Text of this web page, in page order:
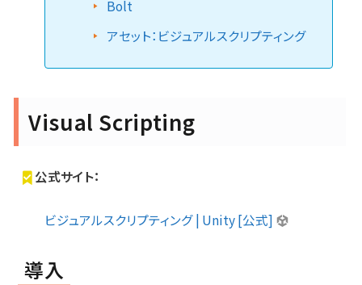
Bolt
アセット：ビジュアルスクリプティング
Visual Scripting
公式サイト：
ビジュアルスクリプティング | Unity [公式]
導入